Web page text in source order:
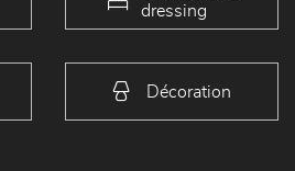
dressing
Décoration